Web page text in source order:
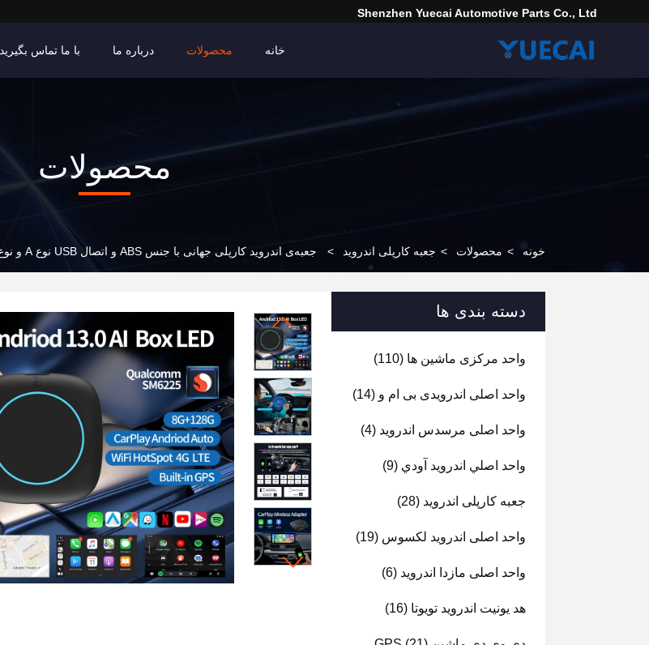
Shenzhen Yuecai Automotive Parts Co., Ltd
خانه محصولات درباره ما با ما تماس بگیرید
محصولات
خونه > محصولات > جعبه کارپلی اندروید > جعبه‌ی اندروید کارپلی جهانی با جنس ABS و اتصال USB نوع A و نوع C
دسته بندی ها
واحد مرکزی ماشین ها (110)
واحد اصلی اندرویدی بی ام و (14)
واحد اصلی مرسدس اندروید (4)
واحد اصلي اندرويد آودي (9)
جعبه کارپلی اندروید (28)
واحد اصلی اندروید لکسوس (19)
واحد اصلی مازدا اندروید (6)
هد یونیت اندروید تویوتا (16)